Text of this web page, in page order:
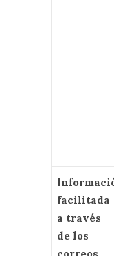
facilitada
a través
de los